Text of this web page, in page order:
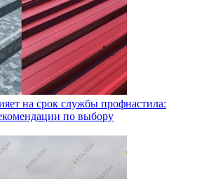
на срок службы профнастила:
по выбору